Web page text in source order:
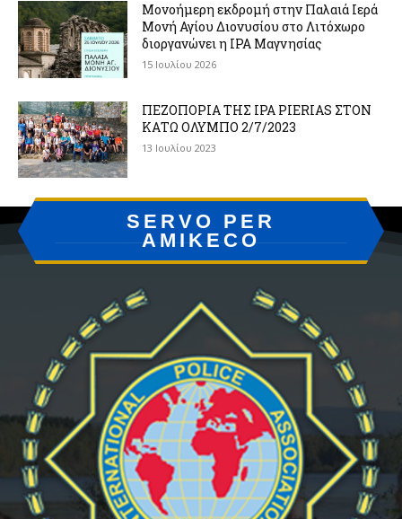
Μονοήμερη εκδρομή στην Παλαιά Ιερά
Μονή Αγίου Διονυσίου στο Λιτόχωρο
διοργανώνει η IPA Μαγνησίας
15 Ιουλίου 2026
ΠΕΖΟΠΟΡΙΑ ΤΗΣ IPA PIERIAS ΣΤΟΝ
ΚΑΤΩ ΟΛΥΜΠΟ 2/7/2023
13 Ιουλίου 2023
SERVO PER
AMIKECO